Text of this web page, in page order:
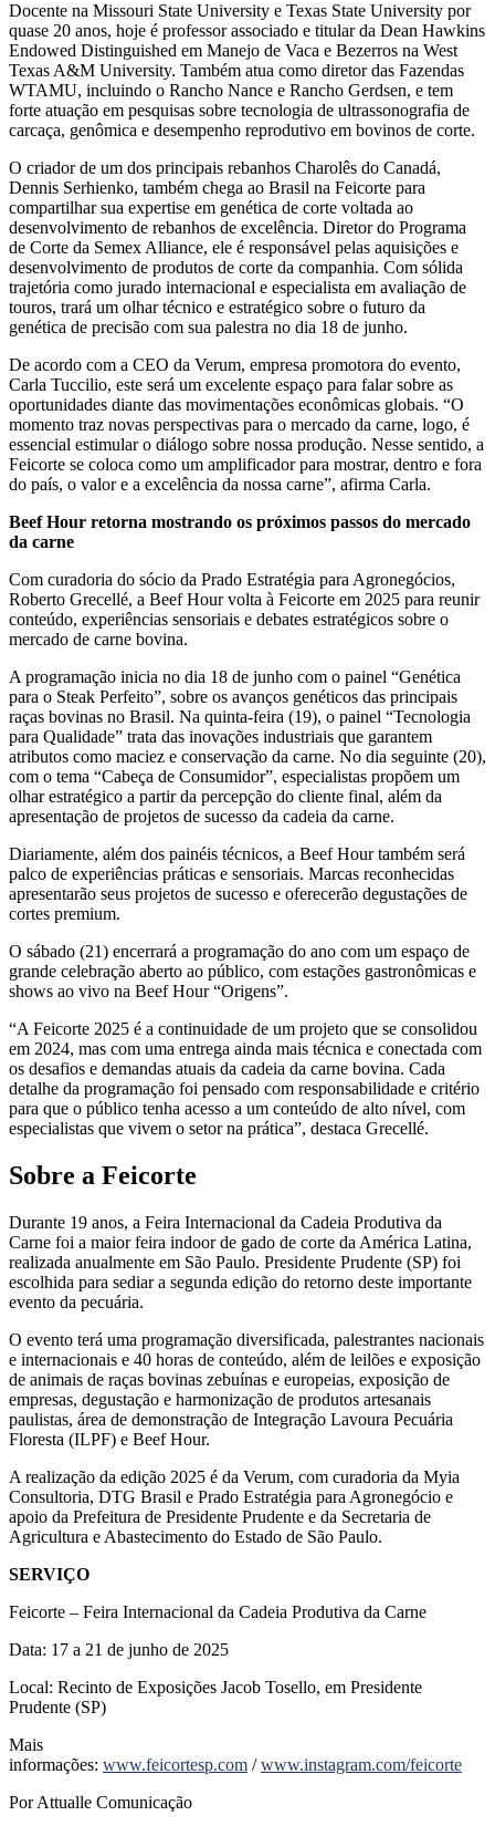
Docente na Missouri State University e Texas State University por
quase 20 anos, hoje é professor associado e titular da Dean Hawkins
Endowed Distinguished em Manejo de Vaca e Bezerros na West
Texas A&M University. Também atua como diretor das Fazendas
WTAMU, incluindo o Rancho Nance e Rancho Gerdsen, e tem
forte atuação em pesquisas sobre tecnologia de ultrassonografia de
carcaça, genômica e desempenho reprodutivo em bovinos de corte.
O criador de um dos principais rebanhos Charolês do Canadá,
Dennis Serhienko, também chega ao Brasil na Feicorte para
compartilhar sua expertise em genética de corte voltada ao
desenvolvimento de rebanhos de excelência. Diretor do Programa
de Corte da Semex Alliance, ele é responsável pelas aquisições e
desenvolvimento de produtos de corte da companhia. Com sólida
trajetória como jurado internacional e especialista em avaliação de
touros, trará um olhar técnico e estratégico sobre o futuro da
genética de precisão com sua palestra no dia 18 de junho.
De acordo com a CEO da Verum, empresa promotora do evento,
Carla Tuccilio, este será um excelente espaço para falar sobre as
oportunidades diante das movimentações econômicas globais. “O
momento traz novas perspectivas para o mercado da carne, logo, é
essencial estimular o diálogo sobre nossa produção. Nesse sentido, a
Feicorte se coloca como um amplificador para mostrar, dentro e fora
do país, o valor e a excelência da nossa carne”, afirma Carla.
Beef Hour retorna mostrando os próximos passos do mercado
da carne
Com curadoria do sócio da Prado Estratégia para Agronegócios,
Roberto Grecellé, a Beef Hour volta à Feicorte em 2025 para reunir
conteúdo, experiências sensoriais e debates estratégicos sobre o
mercado de carne bovina.
A programação inicia no dia 18 de junho com o painel “Genética
para o Steak Perfeito”, sobre os avanços genéticos das principais
raças bovinas no Brasil. Na quinta-feira (19), o painel “Tecnologia
para Qualidade” trata das inovações industriais que garantem
atributos como maciez e conservação da carne. No dia seguinte (20),
com o tema “Cabeça de Consumidor”, especialistas propõem um
olhar estratégico a partir da percepção do cliente final, além da
apresentação de projetos de sucesso da cadeia da carne.
Diariamente, além dos painéis técnicos, a Beef Hour também será
palco de experiências práticas e sensoriais. Marcas reconhecidas
apresentarão seus projetos de sucesso e oferecerão degustações de
cortes premium.
O sábado (21) encerrará a programação do ano com um espaço de
grande celebração aberto ao público, com estações gastronômicas e
shows ao vivo na Beef Hour “Origens”.
“A Feicorte 2025 é a continuidade de um projeto que se consolidou
em 2024, mas com uma entrega ainda mais técnica e conectada com
os desafios e demandas atuais da cadeia da carne bovina. Cada
detalhe da programação foi pensado com responsabilidade e critério
para que o público tenha acesso a um conteúdo de alto nível, com
especialistas que vivem o setor na prática”, destaca Grecellé.
Sobre a Feicorte
Durante 19 anos, a Feira Internacional da Cadeia Produtiva da
Carne foi a maior feira indoor de gado de corte da América Latina,
realizada anualmente em São Paulo. Presidente Prudente (SP) foi
escolhida para sediar a segunda edição do retorno deste importante
evento da pecuária.
O evento terá uma programação diversificada, palestrantes nacionais
e internacionais e 40 horas de conteúdo, além de leilões e exposição
de animais de raças bovinas zebuínas e europeias, exposição de
empresas, degustação e harmonização de produtos artesanais
paulistas, área de demonstração de Integração Lavoura Pecuária
Floresta (ILPF) e Beef Hour.
A realização da edição 2025 é da Verum, com curadoria da Myia
Consultoria, DTG Brasil e Prado Estratégia para Agronegócio e
apoio da Prefeitura de Presidente Prudente e da Secretaria de
Agricultura e Abastecimento do Estado de São Paulo.
SERVIÇO
Feicorte – Feira Internacional da Cadeia Produtiva da Carne
Data: 17 a 21 de junho de 2025
Local: Recinto de Exposições Jacob Tosello, em Presidente
Prudente (SP)
Mais
informações: www.feicortesp.com /www.instagram.com/feicorte
Por Attualle Comunicação